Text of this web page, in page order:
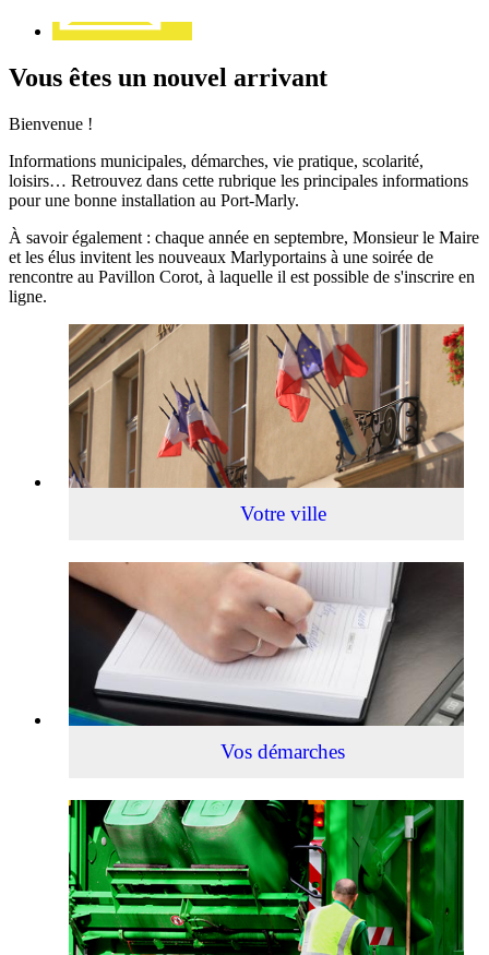
Vous êtes un nouvel arrivant
Bienvenue !
Informations municipales, démarches, vie pratique, scolarité,
loisirs… Retrouvez dans cette rubrique les principales informations
pour une bonne installation au Port-Marly.
À savoir également : chaque année en septembre, Monsieur le Maire
et les élus invitent les nouveaux Marlyportains à une soirée de
rencontre au Pavillon Corot, à laquelle il est possible de s'inscrire en
ligne.
Votre
ville
Votre ville
Vos
démarches
Vos démarches
Collecte
déchets